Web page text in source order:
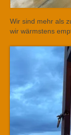
Wir sind mehr als
wir wärmstens